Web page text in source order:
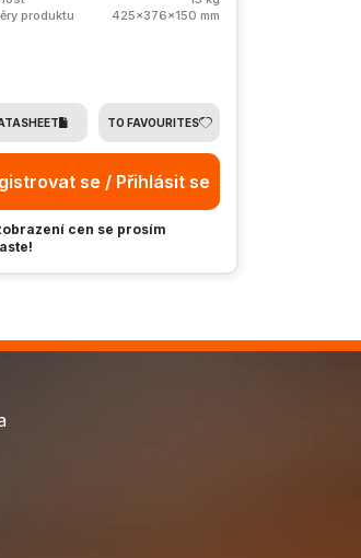
produktu
425x376x150 mm
TO FAVOURITES
se / Přihlásit se
cen se prosím